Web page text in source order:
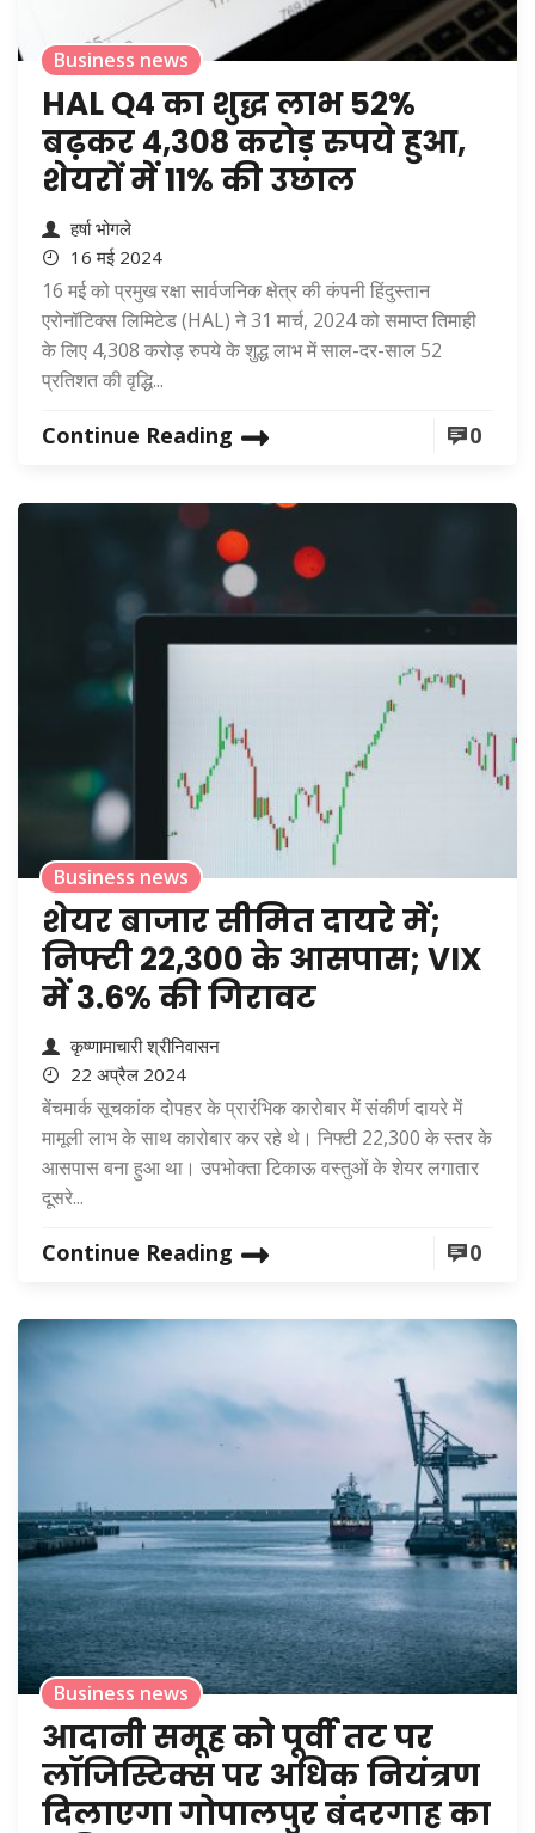
Business news
HAL Q4 का शुद्ध लाभ 52%
बढ़कर 4,308 करोड़ रुपये हुआ,
शेयरों में 11% की उछाल
हर्षा भोगले
16 मई 2024
16 मई को प्रमुख रक्षा सार्वजनिक क्षेत्र की कंपनी हिंदुस्तान
एरोनॉटिक्स लिमिटेड (HAL) ने 31 मार्च, 2024 को समाप्त तिमाही
के लिए 4,308 करोड़ रुपये के शुद्ध लाभ में साल-दर-साल 52
प्रतिशत की वृद्धि...
Continue Reading 0
Business news
शेयर बाजार सीमित दायरे में;
निफ्टी 22,300 के आसपास; VIX
में 3.6% की गिरावट
कृष्णामाचारी श्रीनिवासन
22 अप्रैल 2024
बेंचमार्क सूचकांक दोपहर के प्रारंभिक कारोबार में संकीर्ण दायरे में
मामूली लाभ के साथ कारोबार कर रहे थे। निफ्टी 22,300 के स्तर के
आसपास बना हुआ था। उपभोक्ता टिकाऊ वस्तुओं के शेयर लगातार
दूसरे...
Continue Reading 0
Business news
आदानी समूह को पूर्वी तट पर
लॉजिस्टिक्स पर अधिक नियंत्रण
दिलाएगा गोपालपुर बंदरगाह का